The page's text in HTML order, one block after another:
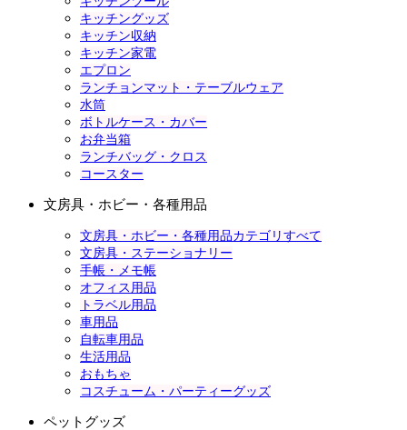
キッチングッズ
キッチン収納
キッチン家電
エプロン
ランチョンマット・テーブルウェア
水筒
ボトルケース・カバー
お弁当箱
ランチバッグ・クロス
コースター
文房具・ホビー・各種用品
文房具・ホビー・各種用品カテゴリすべて
文房具・ステーショナリー
手帳・メモ帳
オフィス用品
トラベル用品
車用品
自転車用品
生活用品
おもちゃ
コスチューム・パーティーグッズ
ペットグッズ